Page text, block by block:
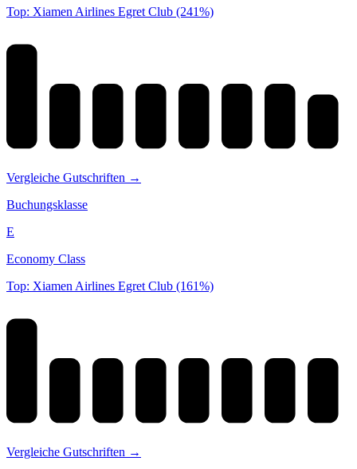
Top: Xiamen Airlines Egret Club (241%)
Vergleiche Gutschriften →
Buchungsklasse
E
Economy Class
Top: Xiamen Airlines Egret Club (161%)
Vergleiche Gutschriften →